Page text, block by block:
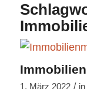
1. März 2022 / in